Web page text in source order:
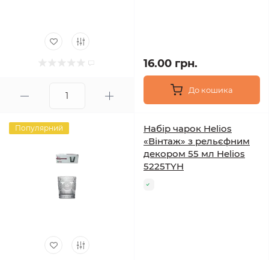
16.00 грн.
До кошика
Популярний
Набір чарок Helios
«Вінтаж» з рельєфним
декором 55 мл Helios
5225TYH